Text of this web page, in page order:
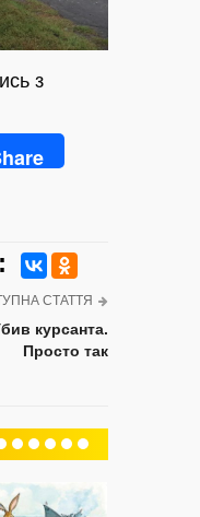
з
СТАТТЯ
курсанта.
Просто так